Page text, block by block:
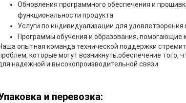
Обновления программного обеспечения и
функциональности продукта
Услуги по индивидуализации для
Программы обучения и образования, помогающие
опытная команда технической поддержки
которые могут возникнуть,обеспечение того,
надежной и высокопроизводительной связи.
и перевозка: